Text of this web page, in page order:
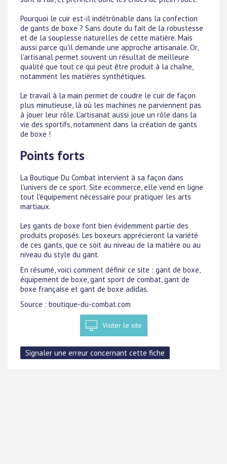
Pourquoi le cuir est-il indétrônable dans la confection
de gants de boxe ? Sans doute du fait de la robustesse
et de la souplesse naturelles de cette matière. Mais
aussi parce qu'il demande une approche artisanale. Or,
l'artisanal permet souvent un résultat de meilleure
qualité que tout ce qui peut être produit à la chaîne,
notamment les matières synthétiques.
Le travail à la main permet de coudre le cuir de façon
plus minutieuse, là où les machines ne parviennent pas
à jouer leur rôle. L'artisanat aussi joue un rôle dans la
vie des sportifs, notamment dans la création de gants
de boxe !
Points forts
La Boutique Du Combat intervient à sa façon dans
l'univers de ce sport. Site ecommerce, elle vend en ligne
tout l'équipement nécessaire pour pratiquer les arts
martiaux.
Les gants de boxe font bien évidemment partie des
produits proposés. Les boxeurs apprécieront la variété
de ces gants, que ce soit au niveau de la matière ou au
niveau du style du gant.
En résumé, voici comment définir ce site : gant de boxe,
équipement de boxe, gant sport de combat, gant de
boxe française et gant de boxe adidas.
Source : boutique-du-combat.com
Visiter le site